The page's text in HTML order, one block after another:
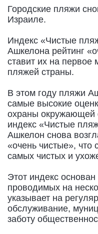
Городские пляжи
Израиле.
Индекс «Чистые
Ашкелона рейтинг
ставит их на первое
пляжей страны.
В этом году пляжи
самые высокие
охраны окружающей
индекс «Чистые
Ашкелон снова
«очень чистые», что
самых чистых и
Этот индекс
проводимых на
указывает на
обслуживание,
заботу